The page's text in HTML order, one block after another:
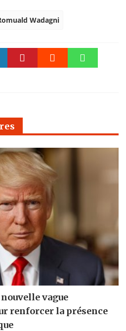
Wadagni
vague
renforcer la présence